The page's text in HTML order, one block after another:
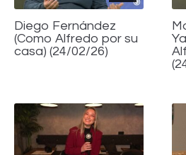
Diego Fernández
(Como Alfredo por su
casa) (24/02/26)